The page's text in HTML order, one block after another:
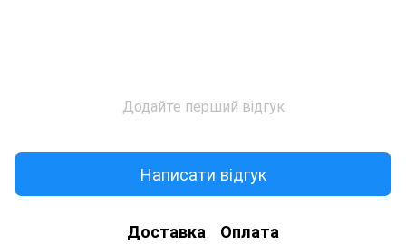
Додайте перший відгук
Написати відгук
Доставка Оплата